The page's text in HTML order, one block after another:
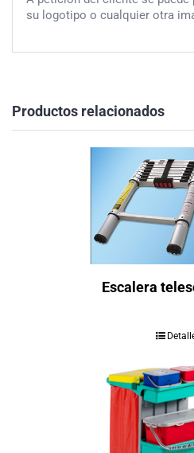
su logotipo o cualquier otra
Productos relacionados
Escalera